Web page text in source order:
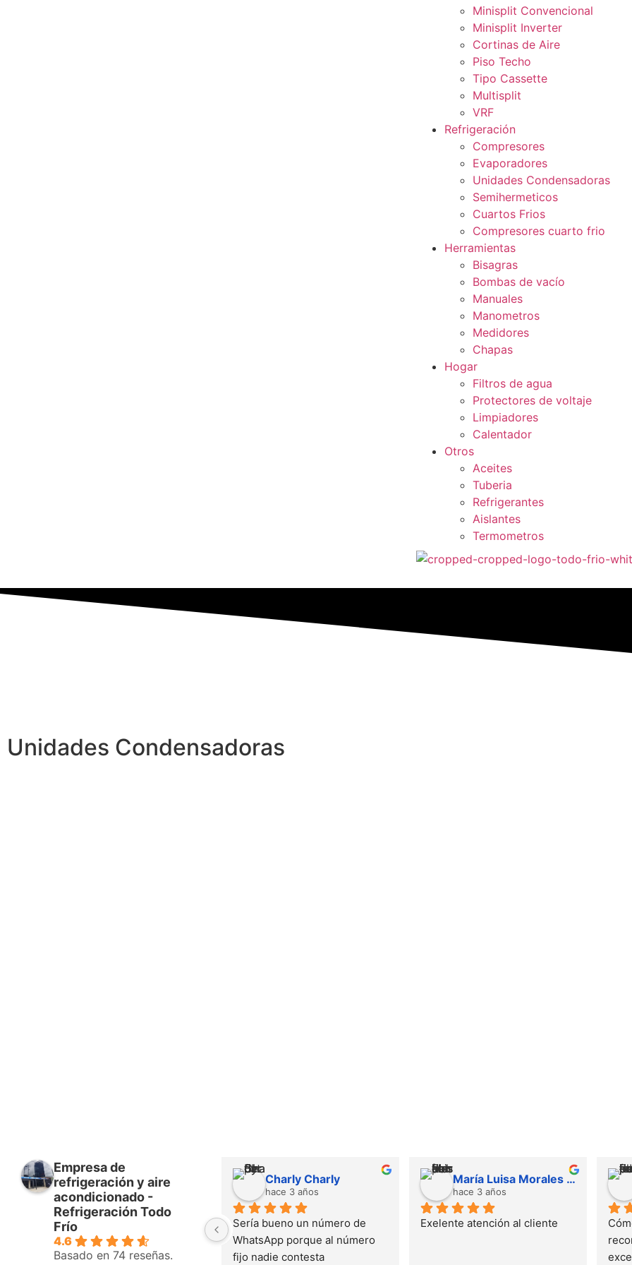
Minisplit Convencional
Minisplit Inverter
Cortinas de Aire
Piso Techo
Tipo Cassette
Multisplit
VRF
Refrigeración
Compresores
Evaporadores
Unidades Condensadoras
Semihermeticos
Cuartos Frios
Compresores cuarto frio
Herramientas
Bisagras
Bombas de vacío
Manuales
Manometros
Medidores
Chapas
Hogar
Filtros de agua
Protectores de voltaje
Limpiadores
Calentador
Otros
Aceites
Tuberia
Refrigerantes
Aislantes
Termometros
Unidades Condensadoras
Empresa de
refrigeración y aire
acondicionado -
Refrigeración Todo
Frío
4.6
Basado en 74 reseñas.
Charly Charly
hace 3 años
Sería bueno un número de
WhatsApp porque al número
fijo nadie contesta
María Luisa Morales cordoba
hace 3 años
Exelente atención al cliente